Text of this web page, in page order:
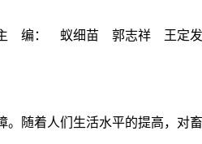
编： 蚁细苗 郭志祥 王定发
随着人们生活水平的提高，对